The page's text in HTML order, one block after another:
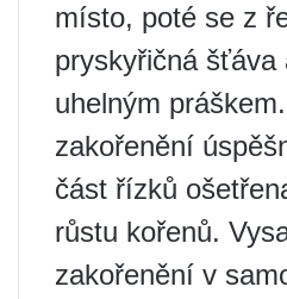
místo, poté se z
pryskyřičná šťáva
uhelným
zakořenění
část řízků
růstu kořenů.
zakořenění v